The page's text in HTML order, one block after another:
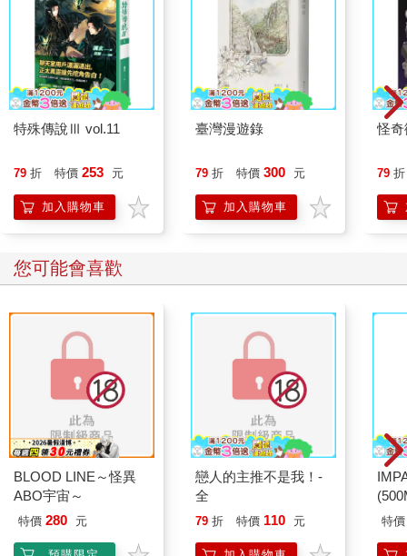
特殊傳說Ⅲ vol.11
79 折 特價 253 元
加入購物車
臺灣漫遊錄
79 折 特價 300 元
加入購物車
怪
79 折
您可能會喜歡
BLOOD LINE～怪異
ABO宇宙～
特價 280 元
戀人的主推不是我！-
全
79 折 特價 110 元 特價